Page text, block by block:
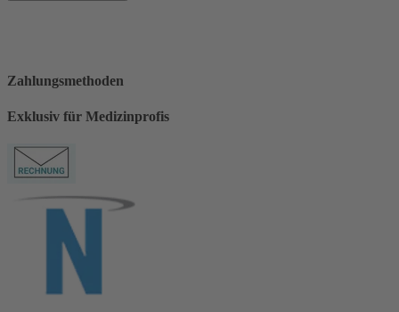
Zahlungsmethoden
Exklusiv für Medizinprofis